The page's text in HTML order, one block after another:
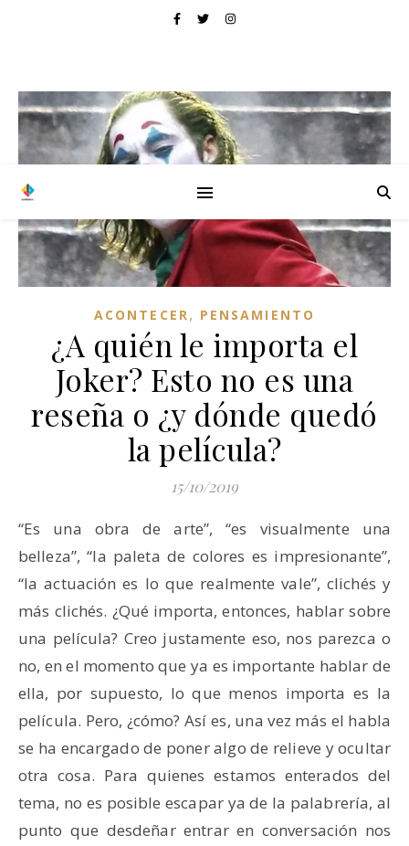
ACONTECER, PENSAMIENTO
¿A quién le importa el
Joker? Esto no es una
reseña o ¿y dónde quedó
la película?
15/10/2019
“Es una obra de arte”, “es visualmente una
belleza”, “la paleta de colores es impresionante”,
“la actuación es lo que realmente vale”, clichés y
más clichés. ¿Qué importa, entonces, hablar sobre
una película? Creo justamente eso, nos parezca o
no, en el momento que ya es importante hablar de
ella, por supuesto, lo que menos importa es la
película. Pero, ¿cómo? Así es, una vez más el habla
se ha encargado de poner algo de relieve y ocultar
otra cosa. Para quienes estamos enterados del
tema, no es posible escapar ya de la palabrería, al
punto que desdeñar entrar en conversación nos